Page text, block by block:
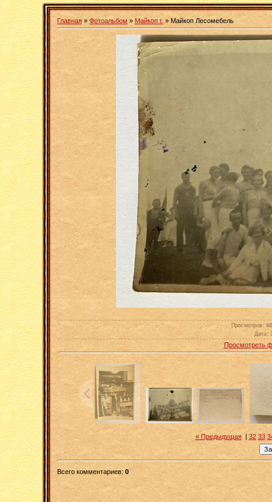
Главная » Фотоальбом» Майкоп г. » Майкоп Лесомебель
Просмотров:
Дата:
Просмотреть
« Предыдущая| 32 33
Всего комментариев: 0